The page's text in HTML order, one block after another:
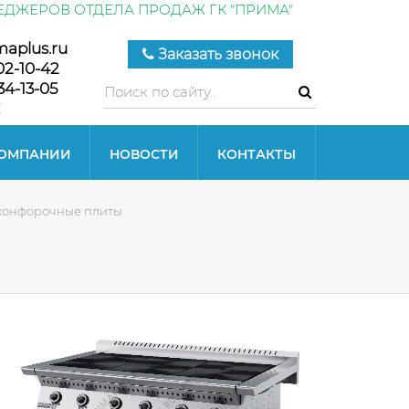
ОТДЕЛА ПРОДАЖ ГК "ПРИМА"
10-42
13-05
Заказать звонок
НОВОСТИ КОНТАКТЫ
плиты